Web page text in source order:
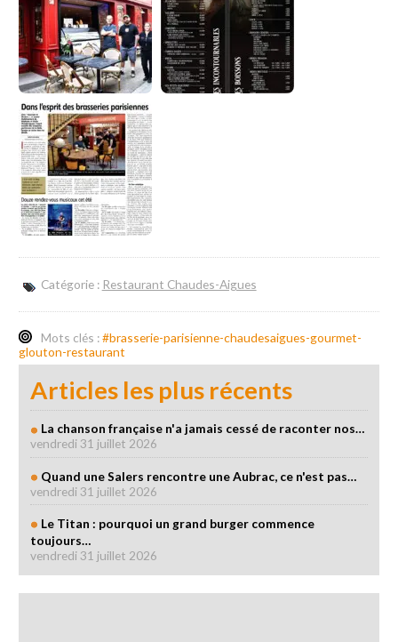
Catégorie : Restaurant Chaudes-Aigues
Mots clés :#brasserie-parisienne-chaudesaigues-gourmet-
glouton-restaurant
Articles les plus récents
La chanson française n'a jamais cessé de raconter nos…
vendredi 31 juillet 2026
Quand une Salers rencontre une Aubrac, ce n'est pas…
vendredi 31 juillet 2026
Le Titan : pourquoi un grand burger commence
toujours…
vendredi 31 juillet 2026